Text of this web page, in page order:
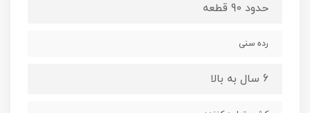
حدود 90 قطعه
رده سنی
6 سال به بالا